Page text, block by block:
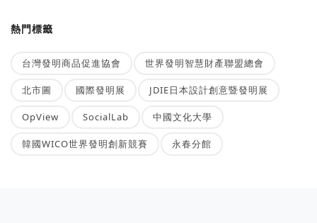
熱門標籤
台灣發明商品促進協會 世界發明智慧財產聯盟總會
北市圖 國際發明展 JDIE日本設計創意暨發明展
OpView SocialLab 中國文化大學
韓國WICO世界發明創新競賽 永春分館